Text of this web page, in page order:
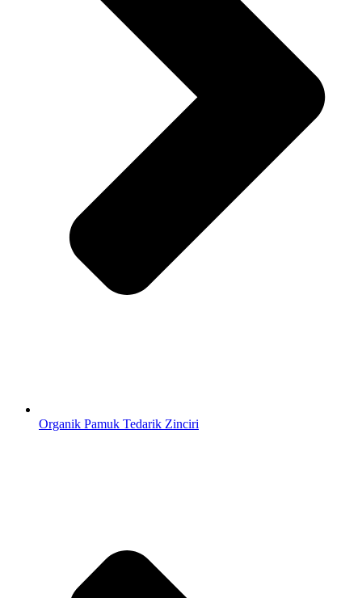
Organik Pamuk Tedarik Zinciri